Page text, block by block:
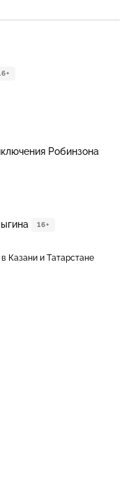
Робинзона
16+
Казани и Татарстане